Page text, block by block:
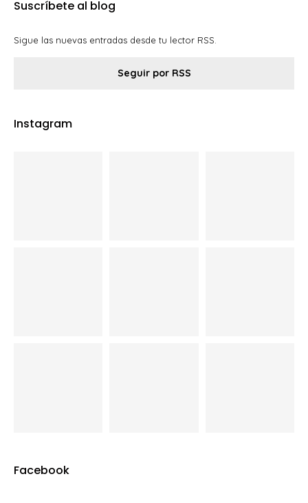
Suscríbete al blog
Sigue las nuevas entradas desde tu lector RSS.
Seguir por RSS
Instagram
Facebook